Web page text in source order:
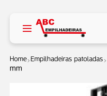
Home Empilhadeiras patoladas
mm